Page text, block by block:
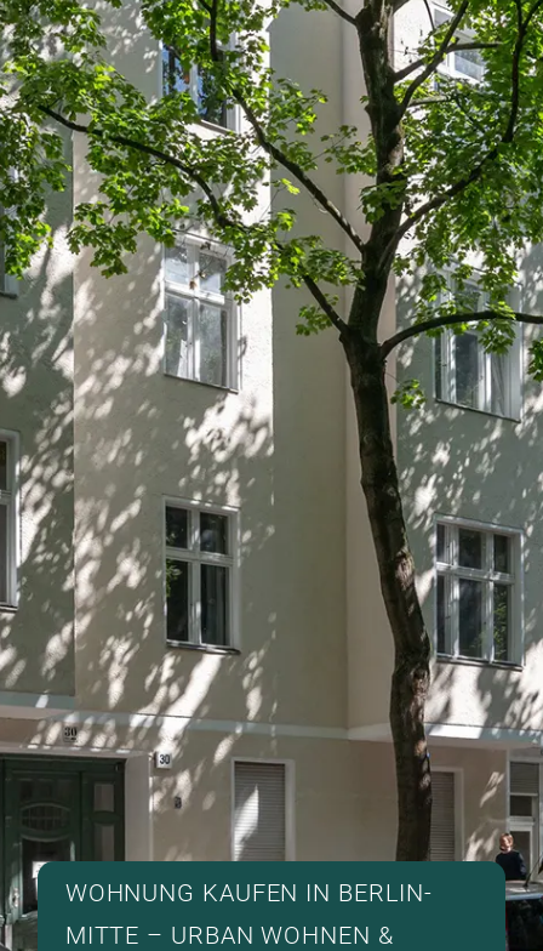
WOHNUNG KAUFEN IN BERLIN-
MITTE – URBAN WOHNEN &